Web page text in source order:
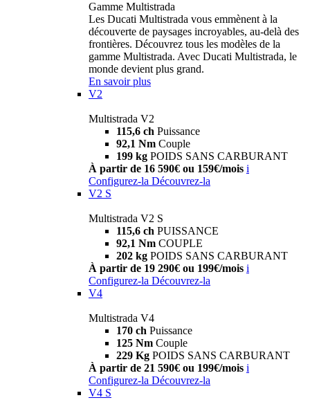
Gamme Multistrada
Les Ducati Multistrada vous emmènent à la
découverte de paysages incroyables, au-delà des
frontières. Découvrez tous les modèles de la
gamme Multistrada. Avec Ducati Multistrada, le
monde devient plus grand.
En savoir plus
V2
Multistrada V2
115,6 ch Puissance
92,1 Nm Couple
199 kg POIDS SANS CARBURANT
À partir de 16 590€ ou 159€/mois i
Configurez-la Découvrez-la
V2 S
Multistrada V2 S
115,6 ch PUISSANCE
92,1 Nm COUPLE
202 kg POIDS SANS CARBURANT
À partir de 19 290€ ou 199€/mois i
Configurez-la Découvrez-la
V4
Multistrada V4
170 ch Puissance
125 Nm Couple
229 Kg POIDS SANS CARBURANT
À partir de 21 590€ ou 199€/mois i
Configurez-la Découvrez-la
V4 S